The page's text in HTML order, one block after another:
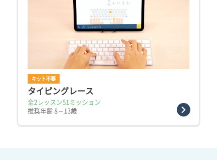
キット不要
タイピングレース
全2レッスン51ミッション
推奨年齢 8～13歳